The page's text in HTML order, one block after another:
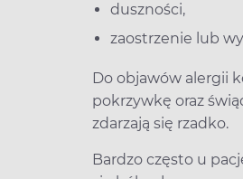
duszności,
zaostrzenie lub
Do objawów alergii
pokrzywkę oraz
zdarzają się rzadko.
Bardzo często u